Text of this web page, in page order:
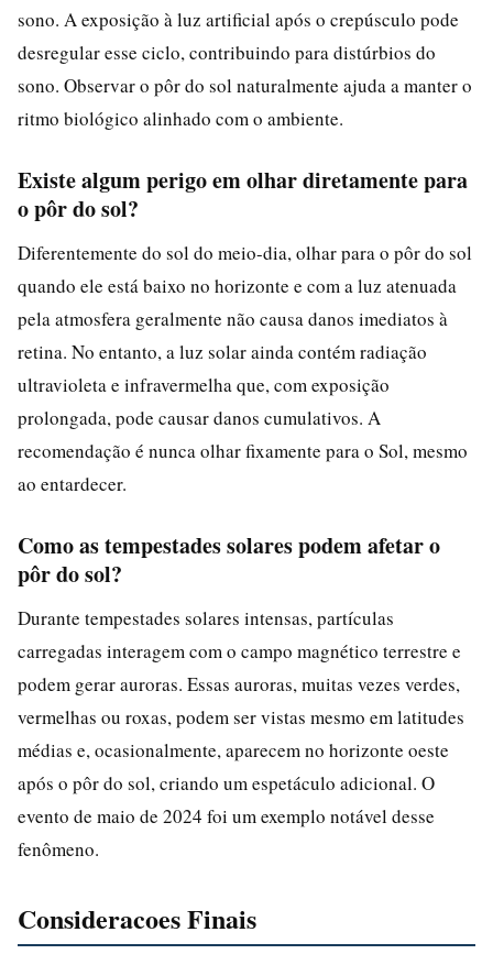
sono. A exposição à luz artificial após o crepúsculo pode
desregular esse ciclo, contribuindo para distúrbios do
sono. Observar o pôr do sol naturalmente ajuda a manter o
ritmo biológico alinhado com o ambiente.
Existe algum perigo em olhar diretamente para
o pôr do sol?
Diferentemente do sol do meio-dia, olhar para o pôr do sol
quando ele está baixo no horizonte e com a luz atenuada
pela atmosfera geralmente não causa danos imediatos à
retina. No entanto, a luz solar ainda contém radiação
ultravioleta e infravermelha que, com exposição
prolongada, pode causar danos cumulativos. A
recomendação é nunca olhar fixamente para o Sol, mesmo
ao entardecer.
Como as tempestades solares podem afetar o
pôr do sol?
Durante tempestades solares intensas, partículas
carregadas interagem com o campo magnético terrestre e
podem gerar auroras. Essas auroras, muitas vezes verdes,
vermelhas ou roxas, podem ser vistas mesmo em latitudes
médias e, ocasionalmente, aparecem no horizonte oeste
após o pôr do sol, criando um espetáculo adicional. O
evento de maio de 2024 foi um exemplo notável desse
fenômeno.
Consideracoes Finais